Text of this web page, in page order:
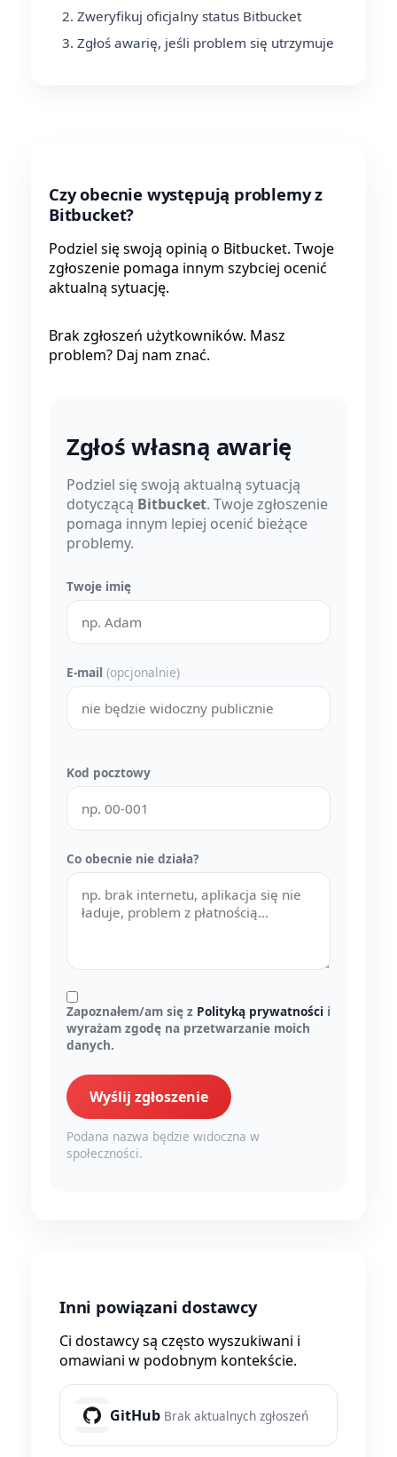
Zweryfikuj oficjalny status Bitbucket
Zgłoś awarię, jeśli problem się utrzymuje
Czy obecnie występują problemy z
Bitbucket?
Podziel się swoją opinią o Bitbucket. Twoje
zgłoszenie pomaga innym szybciej ocenić
aktualną sytuację.
Brak zgłoszeń użytkowników. Masz
problem? Daj nam znać.
Zgłoś własną awarię
Podziel się swoją aktualną sytuacją
dotyczącą Bitbucket. Twoje zgłoszenie
pomaga innym lepiej ocenić bieżące
problemy.
Twoje imię
E-mail (opcjonalnie)
Kod pocztowy
Co obecnie nie działa?
Zapoznałem/am się z Polityką prywatności i
wyrażam zgodę na przetwarzanie moich
danych.
Wyślij zgłoszenie
Podana nazwa będzie widoczna w
społeczności.
Inni powiązani dostawcy
Ci dostawcy są często wyszukiwani i
omawiani w podobnym kontekście.
GitHub Brak aktualnych zgłoszeń